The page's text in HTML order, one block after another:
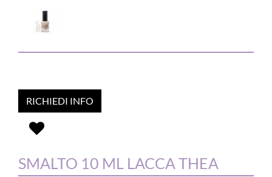
RICHIEDI INFO
SMALTO 10 ML LACCA THEA